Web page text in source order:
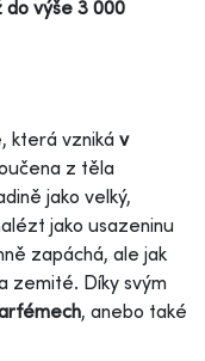
do výše 3 000
která vzniká v
z těla
jako velký,
jako usazeninu
zapáchá, ale jak
zemité. Díky svým
, anebo také